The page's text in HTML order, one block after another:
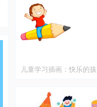
儿童学习插画：快乐的